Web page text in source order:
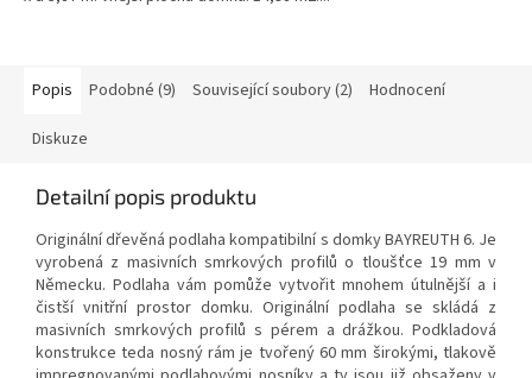
Popis Podobné (9) Související soubory (2) Hodnocení
Diskuze
Detailní popis produktu
Originální dřevěná podlaha kompatibilní s domky BAYREUTH 6. Je
vyrobená z masivních smrkových profilů o tloušťce 19 mm v
Německu. Podlaha vám pomůže vytvořit mnohem útulnější a i
čistší vnitřní prostor domku. Originální podlaha se skládá z
masivních smrkových profilů s pérem a drážkou. Podkladová
konstrukce teda nosný rám je tvořený 60 mm širokými, tlakově